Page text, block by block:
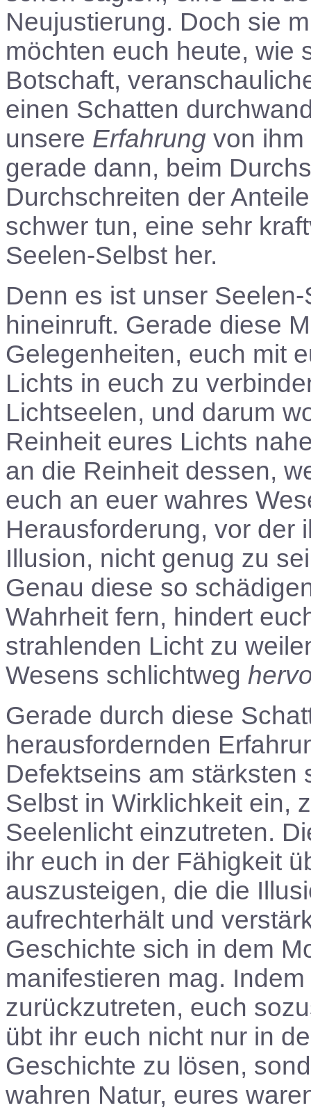
Neujustierung. Doch sie
möchten euch heute, wie
Botschaft,
einen Schatten
unsere Erfahrung von ihm
gerade dann, beim
Durchschreiten der
schwer tun, eine sehr
Seelen-Selbst her.
Denn es ist unser
hineinruft. Gerade diese
Gelegenheiten, euch mit
Lichts in euch zu
Lichtseelen, und darum
Reinheit eures Lichts
an die Reinheit dessen,
euch an euer wahres
Herausforderung, vor der
Illusion, nicht genug zu
Genau diese so
Wahrheit fern, hindert
strahlenden Licht zu
Wesens schlichtweg
Gerade durch diese
herausfordernden
Defektseins am stärksten
Selbst in Wirklichkeit ein,
Seelenlicht einzutreten.
ihr euch in der Fähigkeit
auszusteigen, die die
aufrechterhält und
Geschichte sich in dem
manifestieren mag.
zurückzutreten, euch
übt ihr euch nicht nur in
Geschichte zu lösen,
wahren Natur, eures